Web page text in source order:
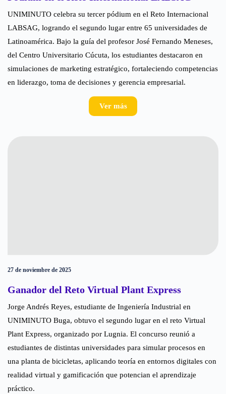
UNIMINUTO celebra su tercer pódium en el Reto Internacional
LABSAG, logrando el segundo lugar entre 65 universidades de
Latinoamérica. Bajo la guía del profesor José Fernando Meneses,
del Centro Universitario Cúcuta, los estudiantes destacaron en
simulaciones de marketing estratégico, fortaleciendo competencias
en liderazgo, toma de decisiones y gerencia empresarial.
Ver más
27 de noviembre de 2025
Ganador del Reto Virtual Plant Express
Jorge Andrés Reyes, estudiante de Ingeniería Industrial en
UNIMINUTO Buga, obtuvo el segundo lugar en el reto Virtual
Plant Express, organizado por Lugnia. El concurso reunió a
estudiantes de distintas universidades para simular procesos en
una planta de bicicletas, aplicando teoría en entornos digitales con
realidad virtual y gamificación que potencian el aprendizaje
práctico.